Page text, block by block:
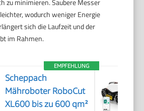
wodurch weniger Energie
sich die Laufzeit und der
im Rahmen.
EMPFEHLUNG
Scheppach
Mähroboter RoboCut
XL600 bis zu 600 qm²